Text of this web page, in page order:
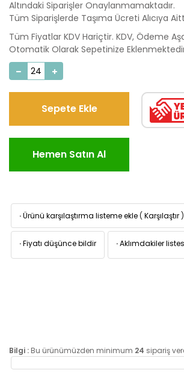
Altındaki Siparişler Onaylanmamaktadır.
Tüm Siparişlerde Taşıma Ücreti Alıcıya
Tüm Fiyatlar KDV Hariçtir. KDV, Ödeme
Otomatik Olarak Sepetinize
Sepete Ekle
Hemen Satın Al
·Ürünü karşılaştırma listeme ekle ( Karşılaştır )
·Fiyatı düşünce bildir ·Aklımdakiler
Bilgi : Bu ürünümüzden minimum 24 sipariş